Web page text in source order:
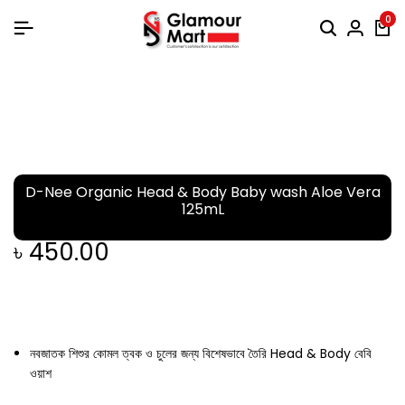
0
D-Nee Organic Head & Body Baby wash Aloe Vera
125mL
৳ 450.00
নবজাতক শিশুর কোমল ত্বক ও চুলের জন্য বিশেষভাবে তৈরি Head & Body বেবি
ওয়াশ